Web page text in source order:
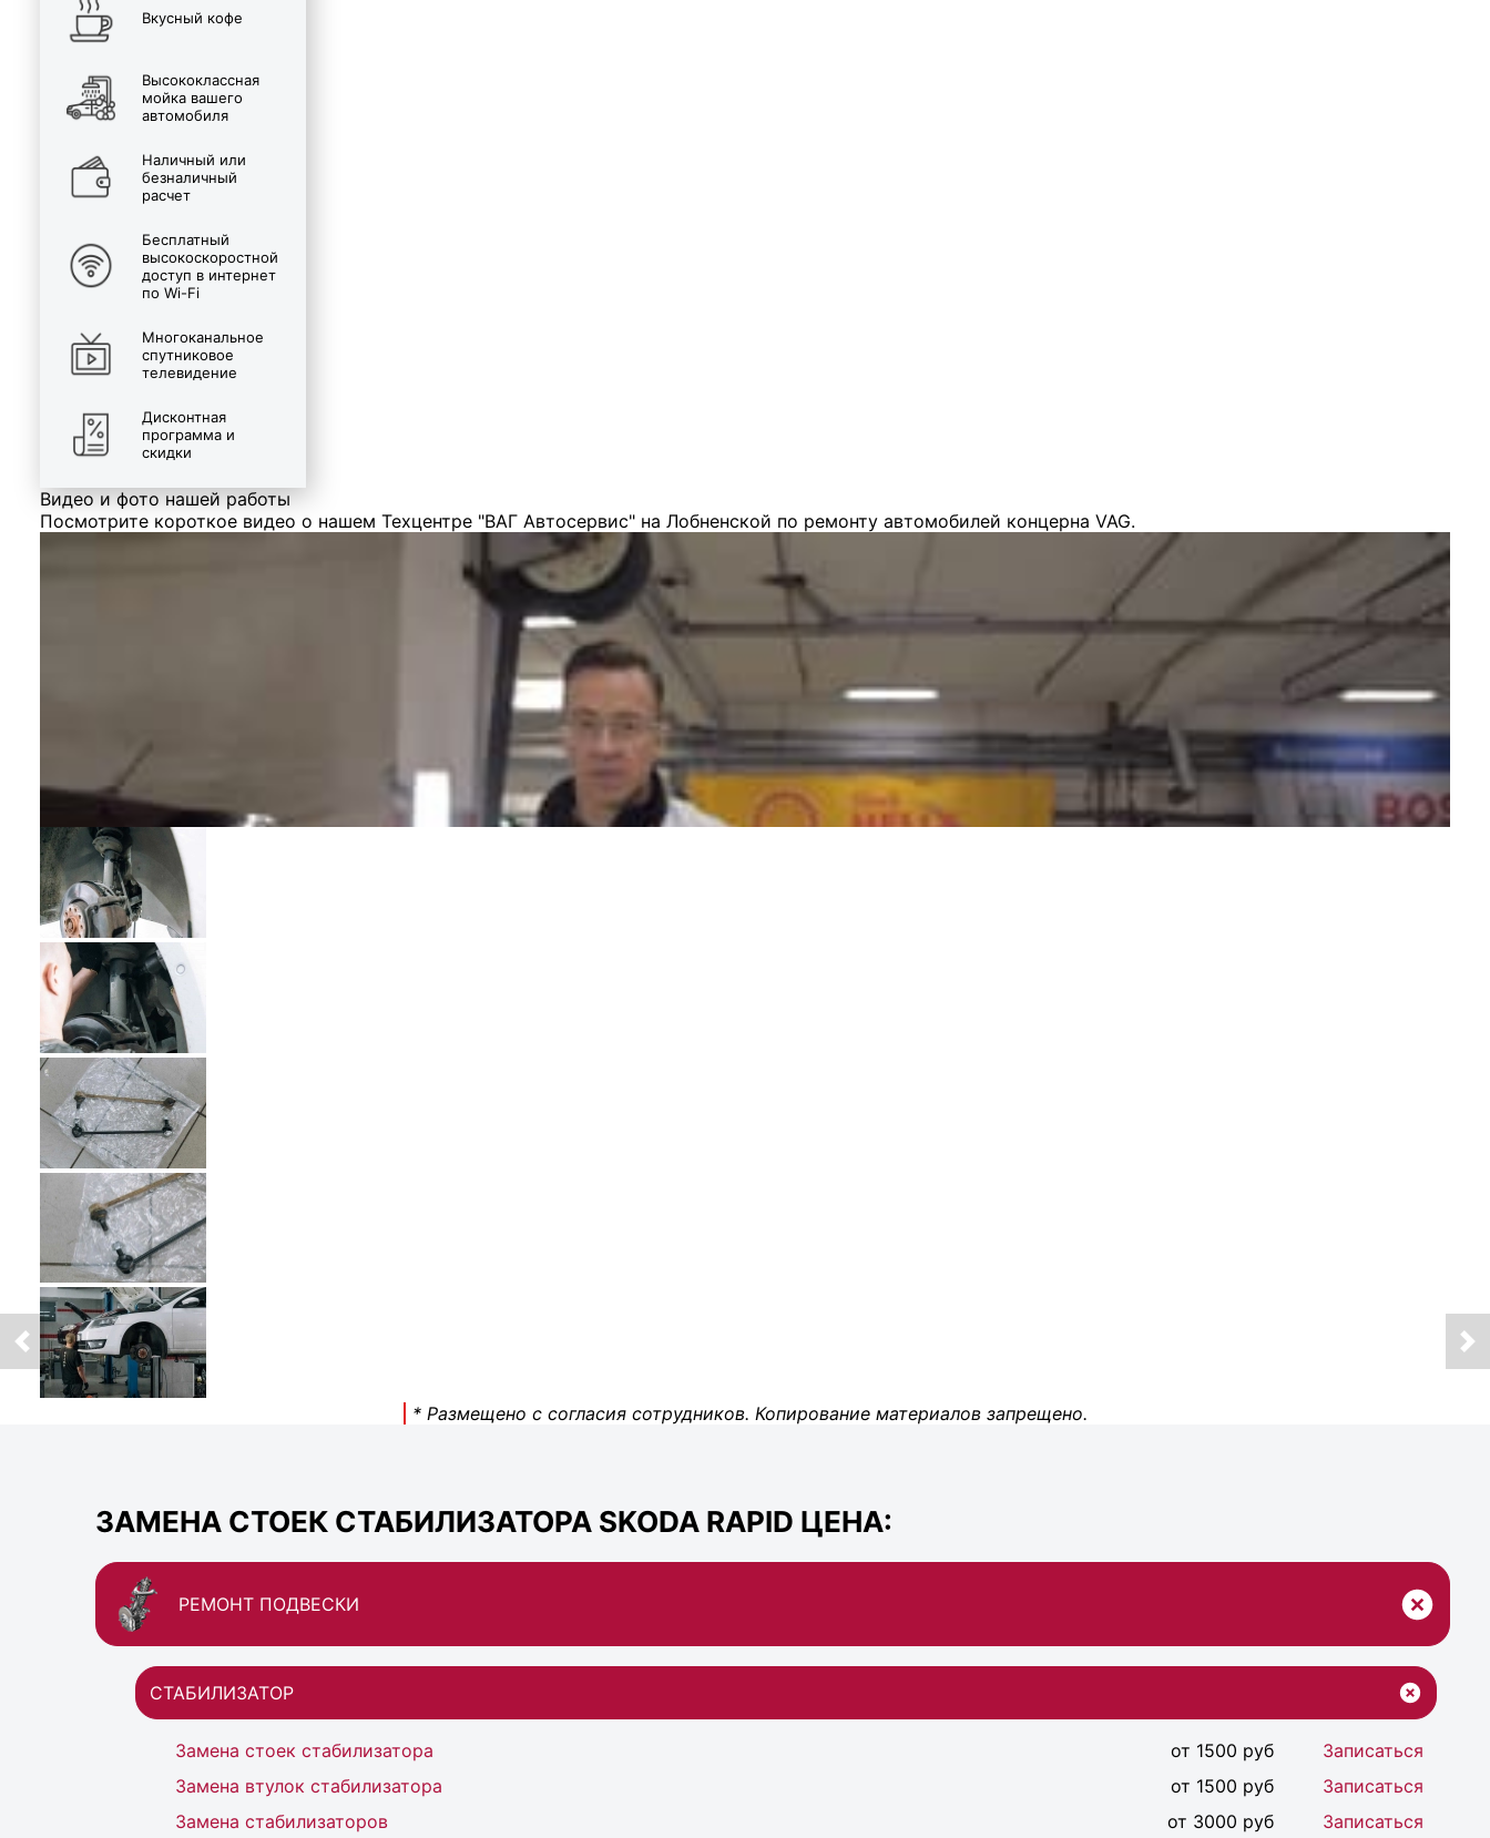
Вкусный кофе
Высококлассная
мойка вашего
автомобиля
Наличный или
безналичный
расчет
Бесплатный
высокоскоростной
доступ в интернет
по Wi-Fi
Многоканальное
спутниковое
телевидение
Дисконтная
программа и
скидки
Видео и фото нашей работы
Посмотрите короткое видео о нашем Техцентре "ВАГ Автосервис" на Лобненской по ремонту автомобилей концерна VAG.
* Размещено с согласия сотрудников. Копирование материалов запрещено.
ЗАМЕНА СТОЕК СТАБИЛИЗАТОРА SKODA RAPID ЦЕНА:
РЕМОНТ ПОДВЕСКИ
СТАБИЛИЗАТОР
Замена стоек стабилизатора от 1500 руб
Записаться
Замена втулок стабилизатора
от 1500 руб
Записаться
Замена стабилизаторов
от 3000 руб
Записаться